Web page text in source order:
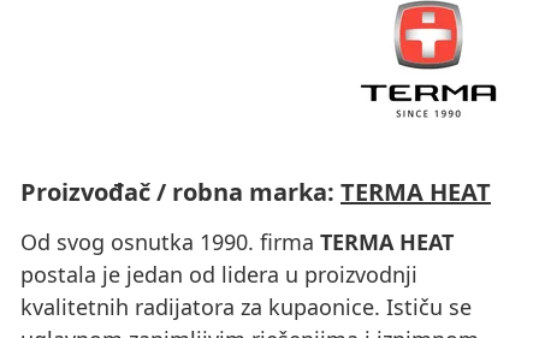
Proizvođač / robna marka: TERMA HEAT
Od svog osnutka 1990. firma TERMA HEAT
postala je jedan od lidera u proizvodnji
kvalitetnih radijatora za kupaonice. Ističu se